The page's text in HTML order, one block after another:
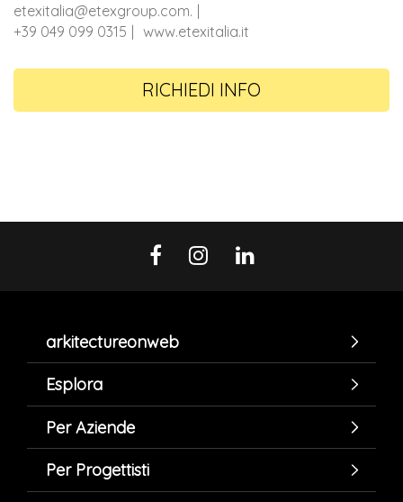
etexitalia@etexgroup.com.
+39 049 099 0315
www.etexitalia.it
RICHIEDI INFO
arkitectureonweb
Esplora
Per Aziende
Per Progettisti